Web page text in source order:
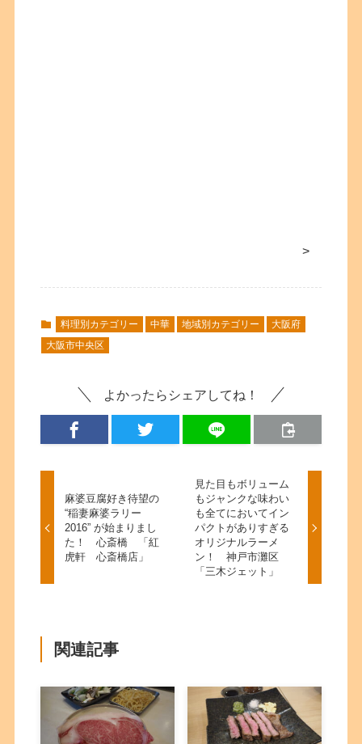
>
料理別カテゴリー 中華 地域別カテゴリー
大阪府
大阪市中央区
よかったらシェアしてね！
麻婆豆腐好き待望の
“稲妻麻婆ラリー
2016” が始まりまし
た！ 心斎橋 「紅
虎軒 心斎橋店」
見た目もボリューム
もジャンクな味わい
も全てにおいてイン
パクトがありすぎる
オリジナルラーメ
ン！ 神戸市灘区
「三木ジェット」
関連記事